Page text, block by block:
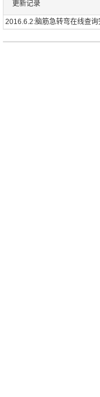
更新记录
2016.6.2:脑筋急转弯在线查询